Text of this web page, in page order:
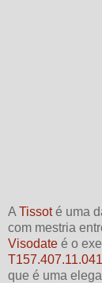
A Tissoté uma
com mestria
Visodate é o
que é uma